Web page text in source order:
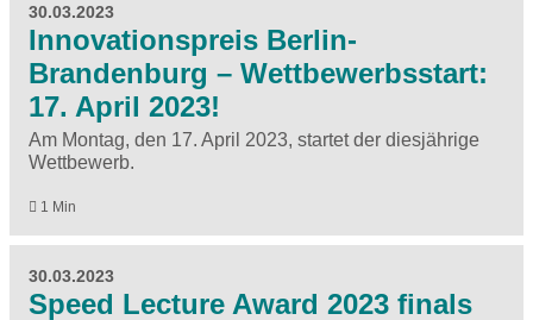
30.03.2023
Innovationspreis Berlin-
Brandenburg – Wettbewerbsstart:
17. April 2023!
Am Montag, den 17. April 2023, startet der diesjährige
Wettbewerb.
1 Min
30.03.2023
Speed Lecture Award 2023 finals